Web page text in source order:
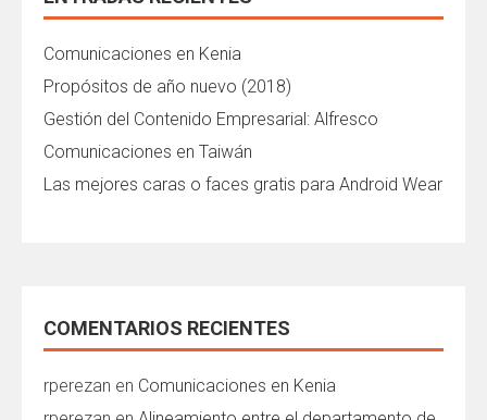
Comunicaciones en Kenia
Propósitos de año nuevo (2018)
Gestión del Contenido Empresarial: Alfresco
Comunicaciones en Taiwán
Las mejores caras o faces gratis para Android Wear
COMENTARIOS RECIENTES
rperezan en Comunicaciones en Kenia